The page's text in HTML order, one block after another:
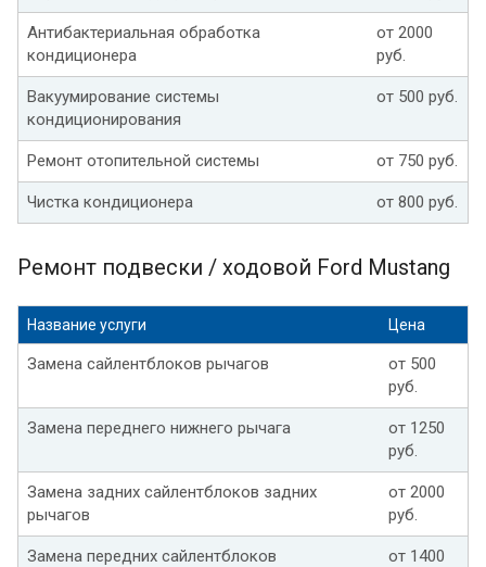
Антибактериальная обработка
кондиционера
от 2000
руб.
Вакуумирование системы
кондиционирования
от 500 руб.
Ремонт отопительной системы от 750 руб.
Чистка кондиционера от 800 руб.
Ремонт подвески / ходовой Ford Mustang
Название услуги Цена
Замена сайлентблоков рычагов
от 500
руб.
Замена переднего нижнего рычага
от 1250
руб.
Замена задних сайлентблоков задних
рычагов
от 2000
руб.
Замена передних сайлентблоков
от 1400